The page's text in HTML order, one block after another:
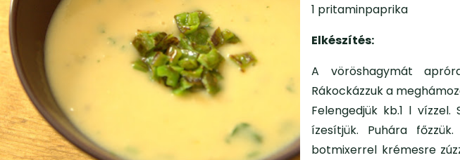
1 pritaminpaprika
Elkészítés:
A vöröshagymát
Rákockázzuk a
Felengedjük kb.1 l vízzel.
ízesítjük. Puhára
botmixerrel krémesre